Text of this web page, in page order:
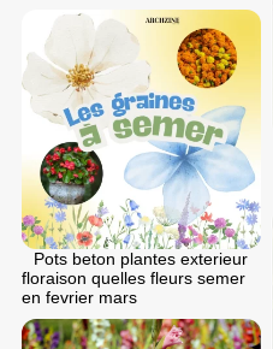
Pots beton plantes exterieur
floraison quelles fleurs semer
en fеvrier mars